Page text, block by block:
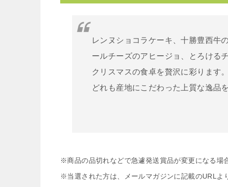
レンヌショコラケーキ、十勝豊西牛
ールチーズのアヒージョ、とろける
クリスマスの食卓を贅沢に彩ります。
どれも産地にこだわった上質な逸品
※商品の品切れなどで急遽発送賞品が変更になる場
※当選された方は、メールマガジンに記載のURLよ